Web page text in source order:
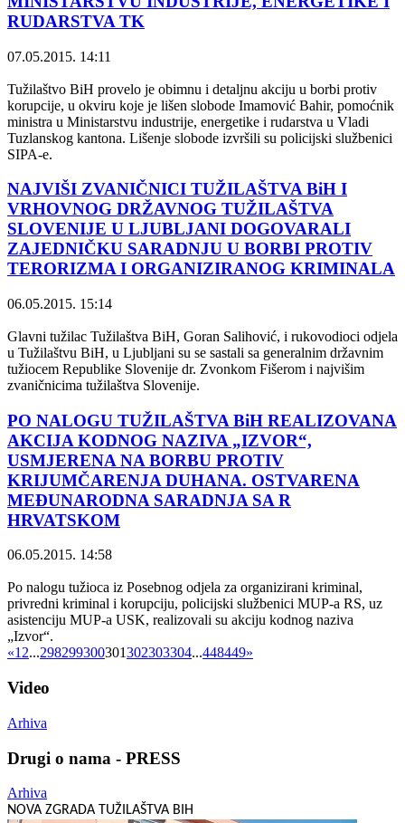
RUDARSTVA TK
07.05.2015. 14:11
Tužilaštvo BiH provelo je obimnu i detaljnu akciju u borbi protiv
korupcije, u okviru koje je lišen slobode Imamović Bahir, pomoćnik
ministra u Ministarstvu industrije, energetike i rudarstva u Vladi
Tuzlanskog kantona. Lišenje slobode izvršili su policijski službenici
SIPA-e.
NAJVIŠI ZVANIČNICI TUŽILAŠTVA BiH I
VRHOVNOG DRŽAVNOG TUŽILAŠTVA
SLOVENIJE U LJUBLJANI DOGOVARALI
ZAJEDNIČKU SARADNJU U BORBI PROTIV
TERORIZMA I ORGANIZIRANOG KRIMINALA
06.05.2015. 15:14
Glavni tužilac Tužilaštva BiH, Goran Salihović, i rukovodioci odjela
u Tužilaštvu BiH, u Ljubljani su se sastali sa generalnim državnim
tužiocem Republike Slovenije dr. Zvonkom Fišerom i najvišim
zvaničnicima tužilaštva Slovenije.
PO NALOGU TUŽILAŠTVA BiH REALIZOVANA
AKCIJA KODNOG NAZIVA „IZVOR“,
USMJERENA NA BORBU PROTIV
KRIJUMČARENJA DUHANA. OSTVARENA
MEĐUNARODNA SARADNJA SA R
HRVATSKOM
06.05.2015. 14:58
Po nalogu tužioca iz Posebnog odjela za organizirani kriminal,
privredni kriminal i korupciju, policijski službenici MUP-a RS, uz
asistenciju MUP-a USK, realizovali su akciju kodnog naziva
„Izvor“.
«12...298299300301302303304...448449»
Video
Arhiva
Drugi o nama - PRESS
Arhiva
NOVA ZGRADA TUŽILAŠTVA BIH